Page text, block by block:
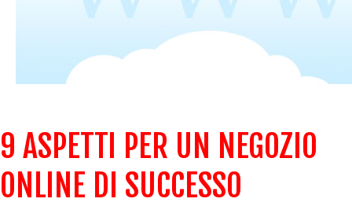
9 ASPETTI PER UN NEGOZIO
ONLINE DI SUCCESSO